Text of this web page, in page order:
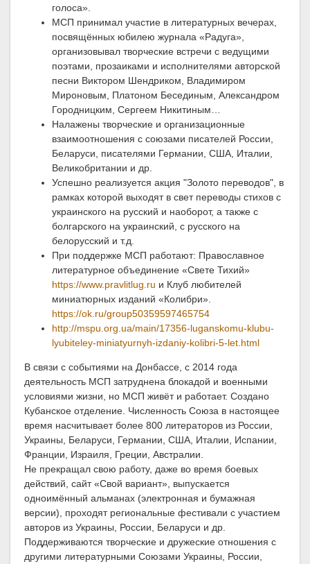
голоса».
МСП принимал участие в литературных вечерах,
посвящённых юбилею журнала «Радуга»,
организовывал творческие встречи с ведущими
поэтами, прозаиками и исполнителями авторской
песни Виктором Шендриком, Владимиром
Мироновым, Платоном Бесединым, Александром
Городницким, Сергеем Никитиным…
Налажены творческие и организационные
взаимоотношения с союзами писателей России,
Беларуси, писателями Германии, США, Италии,
Великобритании и др.
Успешно реализуется акция "Золото переводов", в
рамках которой выходят в свет переводы стихов с
украинского на русский и наоборот, а также с
болгарского на украинский, с русского на
белорусский и т.д.
При поддержке МСП работают: Православное
литературное объединение «Свете Тихий»
https://www.pravlitlug.ru и Клуб любителей
миниатюрных изданий «Колибри».
https://ok.ru/group50359597465754
http://mspu.org.ua/main/17356-luganskomu-klubu-
lyubiteley-miniatyurnyh-izdaniy-kolibri-5-let.html
В связи с событиями на Донбассе, с 2014 года
деятельность МСП затруднена блокадой и военными
условиями жизни, но МСП живёт и работает. Создано
Кубанское отделение. Численность Союза в настоящее
время насчитывает более 800 литераторов из России,
Украины, Беларуси, Германии, США, Италии, Испании,
Франции, Израиля, Греции, Австралии.
Не прекращал свою работу, даже во время боевых
действий, сайт «Свой вариант», выпускается
одноимённый альманах (электронная и бумажная
версии), проходят региональные фестивали с участием
авторов из Украины, России, Беларуси и др.
Поддерживаются творческие и дружеские отношения с
другими литературными Союзами Украины, России,